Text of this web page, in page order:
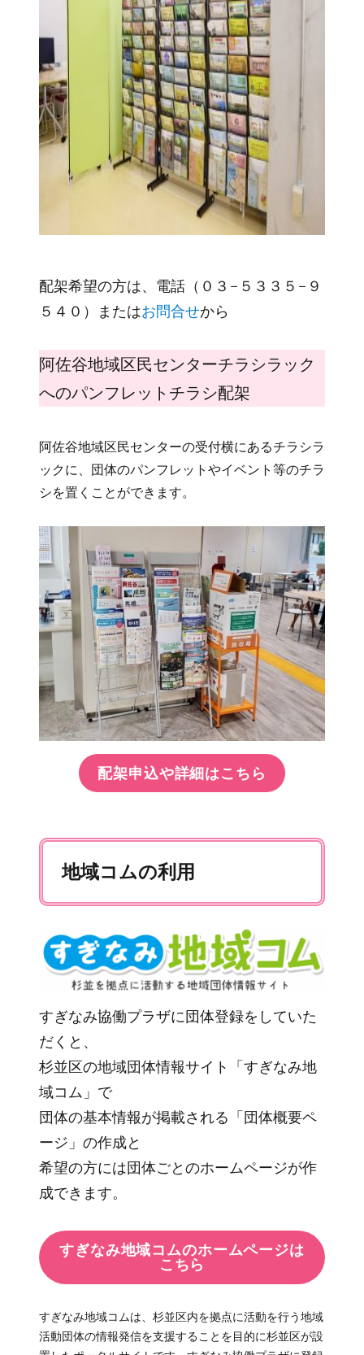
配架希望の方は、電話（０３−５３３５−９
５４０）またはお問合せから
阿佐谷地域区民センターチラシラック
へのパンフレットチラシ配架
阿佐谷地域区民センターの受付横にあるチラシラ
ックに、団体のパンフレットやイベント等のチラ
シを置くことができます。
配架申込や詳細はこちら
地域コムの利用
すぎなみ協働プラザに団体登録をしていた
だくと、
杉並区の地域団体情報サイト「すぎなみ地
域コム」で
団体の基本情報が掲載される「団体概要ペ
ージ」の作成と
希望の方には団体ごとのホームページが作
成できます。
すぎなみ地域コムのホームページは
こちら
すぎなみ地域コムは、杉並区内を拠点に活動を行う地域
活動団体の情報発信を支援することを目的に杉並区が設